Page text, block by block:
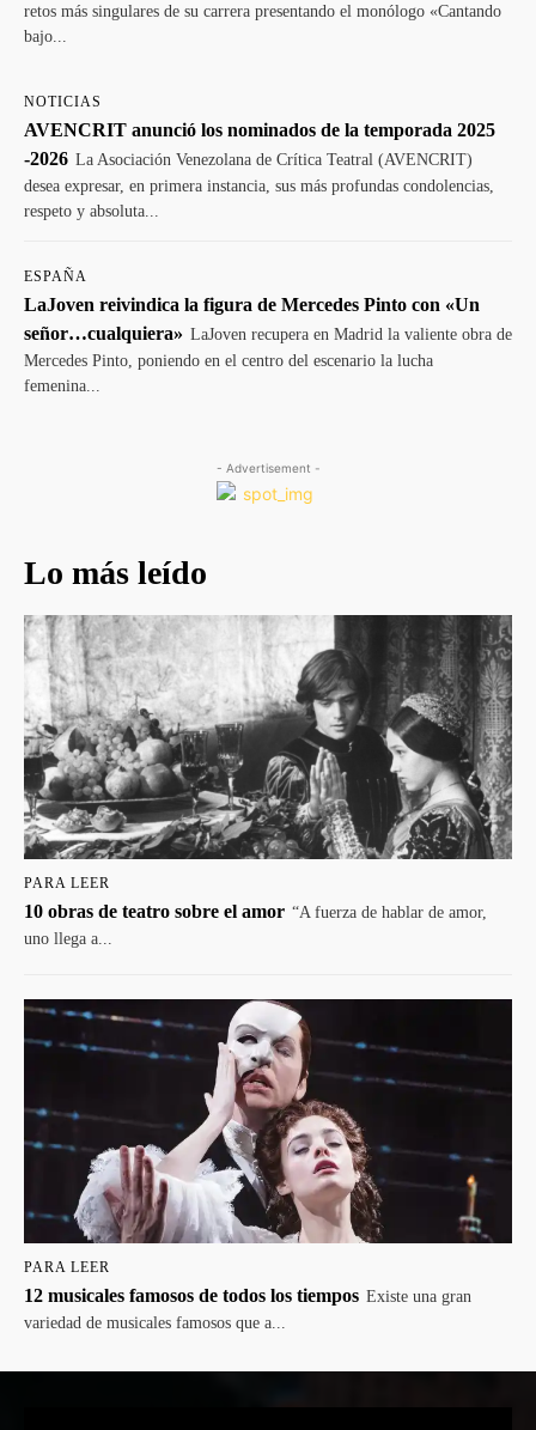
retos más singulares de su carrera presentando el monólogo «Cantando
bajo...
NOTICIAS
AVENCRIT anunció los nominados de la temporada 2025
-2026 La Asociación Venezolana de Crítica Teatral (AVENCRIT)
desea expresar, en primera instancia, sus más profundas condolencias,
respeto y absoluta...
ESPAÑA
LaJoven reivindica la figura de Mercedes Pinto con «Un
señor…cualquiera» LaJoven recupera en Madrid la valiente obra de
Mercedes Pinto, poniendo en el centro del escenario la lucha
femenina...
- Advertisement -
Lo más leído
PARA LEER
10 obras de teatro sobre el amor “A fuerza de hablar de amor,
uno llega a...
PARA LEER
12 musicales famosos de todos los tiempos Existe una gran
variedad de musicales famosos que a...